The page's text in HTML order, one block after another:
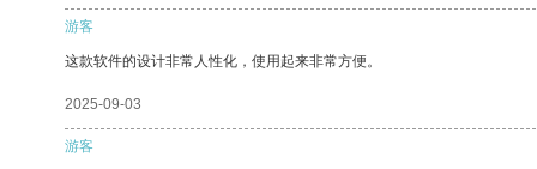
游客
这款软件的设计非常人性化，使用起来非常方便。
2025-09-03
游客